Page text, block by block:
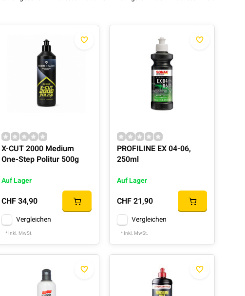
X-CUT 2000 Medium
One-Step Politur 500g
Auf Lager
CHF 34,90
Vergleichen
* Inkl. MwSt.
PROFILINE EX 04-06,
250ml
Auf Lager
CHF 21,90
Vergleichen
* Inkl. MwSt.